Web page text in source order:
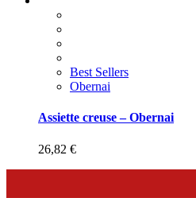
Best Sellers
Obernai
Assiette creuse – Obernai
26,82 €